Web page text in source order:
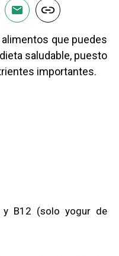
alimentos que puedes
saludable, puesto
importantes.
y B12 (solo yogur de